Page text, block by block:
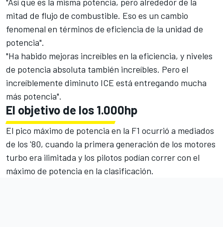
mitad de flujo de combustible. Eso es un cambio
fenomenal en términos de eficiencia de la unidad de
potencia".
"Ha habido mejoras increíbles en la eficiencia, y niveles
de potencia absoluta también increíbles. Pero el
increíblemente diminuto ICE está entregando mucha
más potencia".
El objetivo de los 1.000hp
El pico máximo de potencia en la F1 ocurrió a mediados
de los '80, cuando la primera generación de los motores
turbo era ilimitada y los pilotos podían correr con el
máximo de potencia en la clasificación.